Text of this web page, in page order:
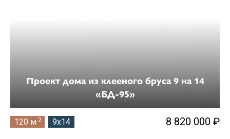
Проект дома из клееного бруса 9 на 14
«БД-95»
120 м 2 9x14 8 820 000 ₽